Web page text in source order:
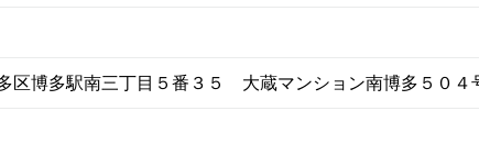
区博多駅南三丁目５番３５ 大蔵マンション南博多５０４